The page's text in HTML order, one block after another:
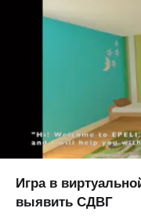
Игра в
выявить СДВГ